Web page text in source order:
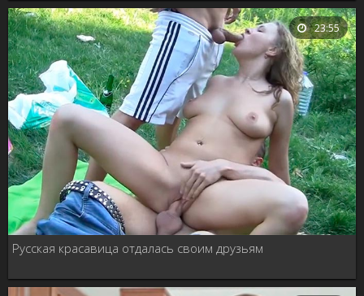
23:55
Русская красавица отдалась своим друзьям